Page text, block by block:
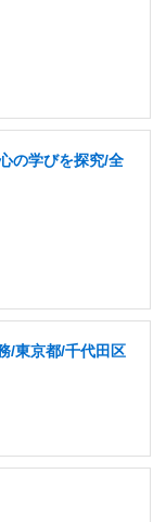
の学びを探究/全
/東京都/千代田区